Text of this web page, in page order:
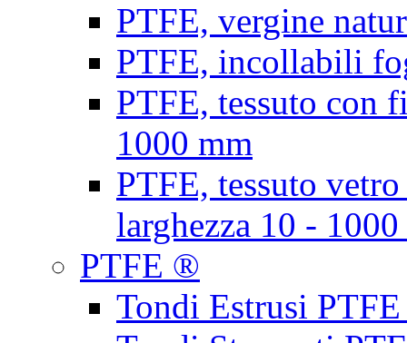
PTFE, vergine
PTFE, incollabili
PTFE, tessuto con
1000 mm
PTFE, tessuto
larghezza 10 -
PTFE ®
Tondi Estrusi